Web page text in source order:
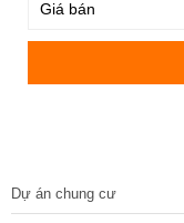
Dự án chung cư